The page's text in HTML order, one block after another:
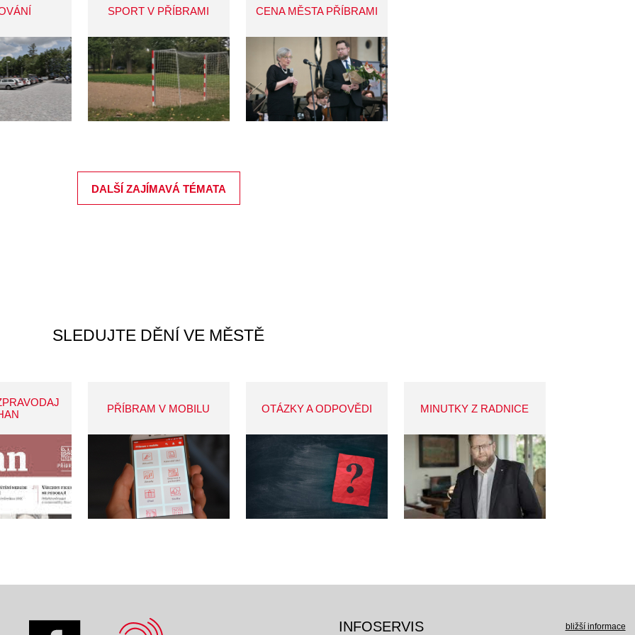
SPORT V PŘÍBRAMI CENA MĚSTA PŘÍBRAMI
DALŠÍ ZAJÍMAVÁ TÉMATA
SLEDUJTE DĚNÍ VE MĚSTĚ
PŘÍBRAM V MOBILU OTÁZKY A ODPOVĚDI MINUTKY Z RADNICE
INFOSERVIS bližší informace